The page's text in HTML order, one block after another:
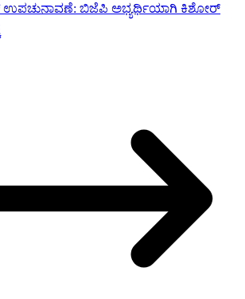
ಉಪಚುನಾವಣೆ: ಬಿಜೆಪಿ ಅಭ್ಯರ್ಥಿಯಾಗಿ ಕಿಶೋರ್